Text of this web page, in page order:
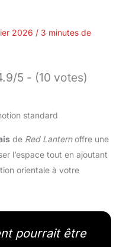
2026 / 3 minutes de
5 - (10 votes)
de Red Lanternoffre une
l’espace tout en ajoutant
orientale à votre
pourrait être